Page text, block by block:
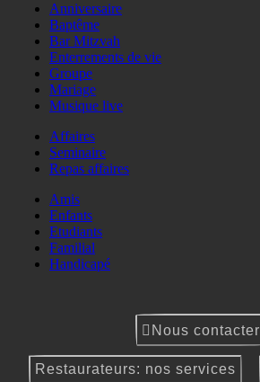
Anniversaire
Baptême
Bar Mitzvah
Enterrements de vie
Groupe
Mariage
Musique live
Affaires
Seminaire
Repas affaires
Amis
Enfants
Etudiants
Familial
Handicapé
Nous contacter
Restaurateurs: nos services